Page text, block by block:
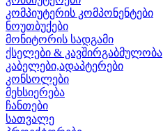
კომპიუტერის კომპონენტები
ნოუთბუქები
მონიტორის სადგამი
ქსელები & კავშირგაბმულობა
კაბელები,ადაპტერები
კონსოლები
მეხსიერება
ჩანთები
სათვალე